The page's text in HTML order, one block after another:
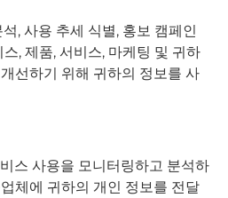
, 사용 추세 식별, 홍보 캠페인
, 제품, 서비스, 마케팅 및 귀하
선하기 위해 귀하의 정보를 사
스 사용을 모니터링하고 분석하
체에 귀하의 개인 정보를 전달